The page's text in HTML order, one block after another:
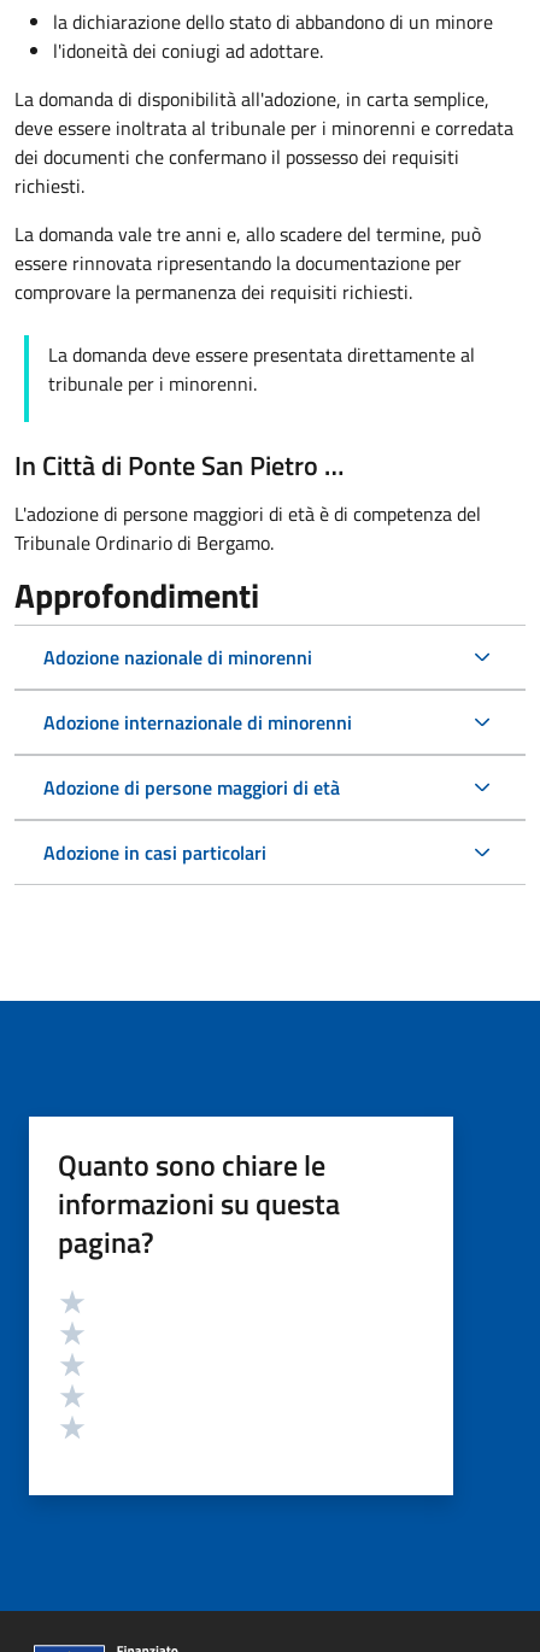
la dichiarazione dello stato di abbandono di un minore
l'idoneità dei coniugi ad adottare.
La domanda di disponibilità all'adozione, in carta semplice,
deve essere inoltrata al tribunale per i minorenni e corredata
dei documenti che confermano il possesso dei requisiti
richiesti.
La domanda vale tre anni e, allo scadere del termine, può
essere rinnovata ripresentando la documentazione per
comprovare la permanenza dei requisiti richiesti.
La domanda deve essere presentata direttamente al
tribunale per i minorenni.
In Città di Ponte San Pietro …
L'adozione di persone maggiori di età è di competenza del
Tribunale Ordinario di Bergamo.
Approfondimenti
Adozione nazionale di minorenni
Adozione internazionale di minorenni
Adozione di persone maggiori di età
Adozione in casi particolari
Quanto sono chiare le
informazioni su questa
pagina?
Valutazione